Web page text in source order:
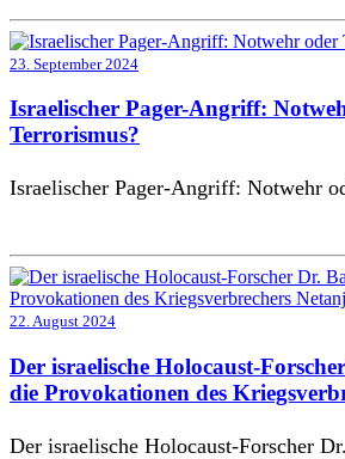
23. September 2024
Israelischer Pager-Angriff:
Terrorismus?
Israelischer Pager-Angriff: Notwehr
22. August 2024
Der israelische Holocaust-
die Provokationen des
Der israelische Holocaust-Forscher